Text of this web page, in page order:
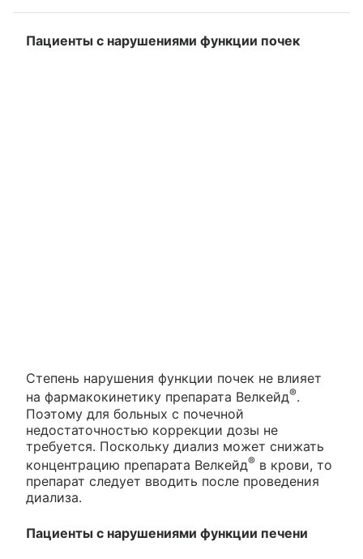
Пациенты с нарушениями функции почек
Степень нарушения функции почек не влияет
на фармакокинетику препарата Велкейд®.
Поэтому для больных с почечной
недостаточностью коррекции дозы не
требуется. Поскольку диализ может снижать
концентрацию препарата Велкейд® в крови, то
препарат следует вводить после проведения
диализа.
Пациенты с нарушениями функции печени